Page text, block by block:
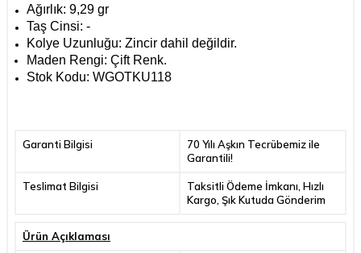
Ağırlık: 9,29 gr
Taş Cinsi: -
Kolye Uzunluğu: Zincir dahil değildir.
Maden Rengi: Çift Renk.
Stok Kodu: WGOTKU118
Garanti Bilgisi
70 Yılı Aşkın Tecrübemiz ile
Garantili!
Teslimat Bilgisi
Taksitli Ödeme İmkanı, Hızlı
Kargo, Şık Kutuda Gönderim
Ürün Açıklaması